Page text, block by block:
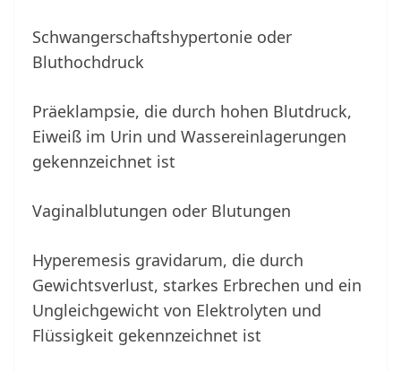
Schwangerschaftshypertonie oder
Bluthochdruck
Präeklampsie, die durch hohen Blutdruck,
Eiweiß im Urin und Wassereinlagerungen
gekennzeichnet ist
Vaginalblutungen oder Blutungen
Hyperemesis gravidarum, die durch
Gewichtsverlust, starkes Erbrechen und ein
Ungleichgewicht von Elektrolyten und
Flüssigkeit gekennzeichnet ist